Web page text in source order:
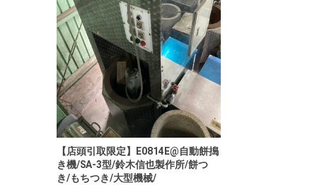
【店頭引取限定】E0814E@自動餅搗
き機/SA-3型/鈴木信也製作所/餅つ
き/もちつき/大型機械/